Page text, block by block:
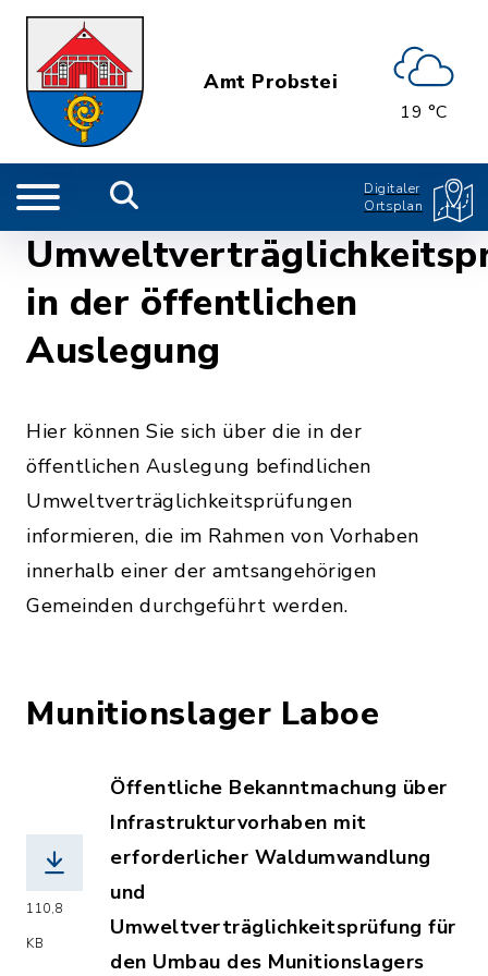
Amt Probstei
19 °C
Digitaler
Ortsplan
in der öffentlichen
Auslegung
Hier können Sie sich über die in der
öffentlichen Auslegung befindlichen
Umweltverträglichkeitsprüfungen
informieren, die im Rahmen von Vorhaben
innerhalb einer der amtsangehörigen
Gemeinden durchgeführt werden.
Munitionslager Laboe
110,8
KB
Öffentliche Bekanntmachung über
Infrastrukturvorhaben mit
erforderlicher Waldumwandlung
und
Umweltverträglichkeitsprüfung für
den Umbau des Munitionslagers